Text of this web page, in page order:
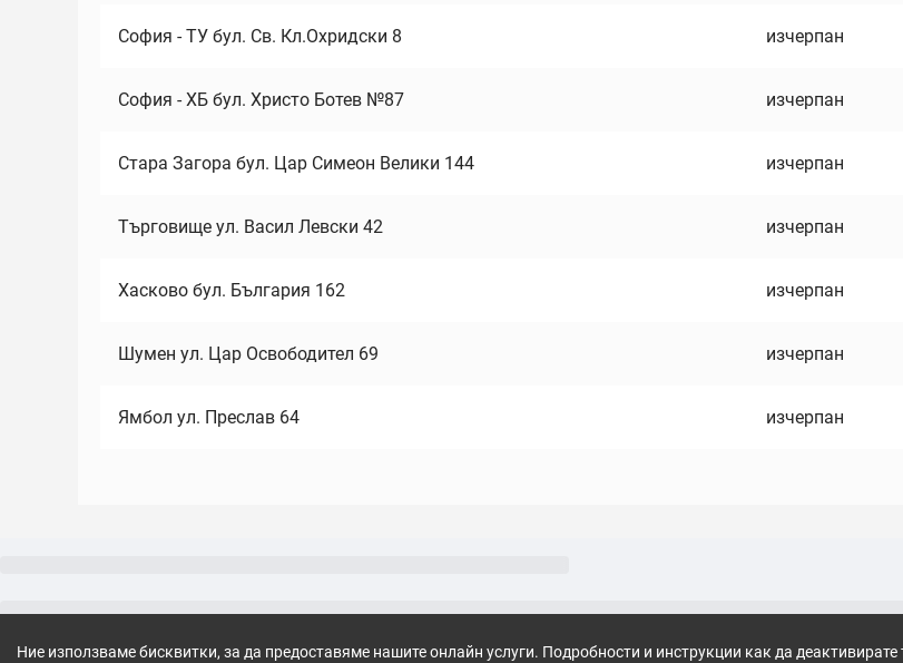
София - ТУ бул. Св. Кл.Охридски 8 изчерпан
София - ХБ бул. Христо Ботев №87 изчерпан
Стара Загора бул. Цар Симеон Велики 144 изчерпан
Търговище ул. Васил Левски 42 изчерпан
Хасково бул. България 162 изчерпан
Шумен ул. Цар Освободител 69 изчерпан
Ямбол ул. Преслав 64 изчерпан
Ние използваме бисквитки, за да предоставяме нашите онлайн услуги. Подробности и инструкции как да деактивирате